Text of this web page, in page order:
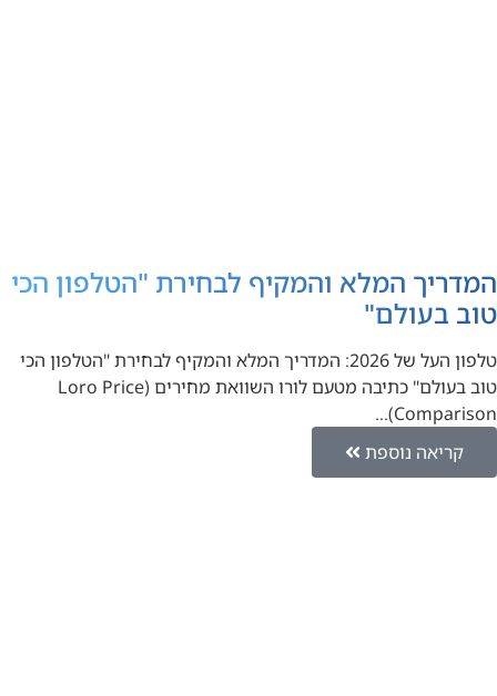
המדריך המלא והמקיף לבחירת "הטלפון הכי
טוב בעולם"
טלפון העל של 2026: המדריך המלא והמקיף לבחירת "הטלפון הכי
טוב בעולם" כתיבה מטעם לורו השוואת מחירים (Loro Price
Comparison)…
קריאה נוספת